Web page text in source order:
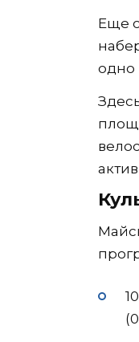
Еще
одно